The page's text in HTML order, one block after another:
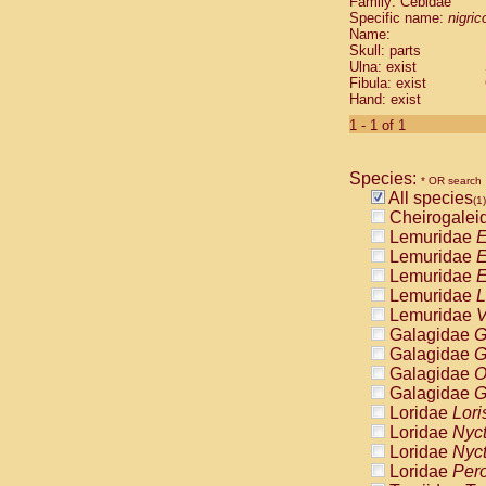
Cebidae
Cebidae
Cebidae
Cebidae
Cebidae
Cebidae
Cebidae
Cebidae
Cebidae
Cebidae
Cebidae
Cebidae
Atelidae
Atelidae
Atelidae
Atelidae
Atelidae
Atelidae
Atelidae
Atelidae
Atelidae
Atelidae
Pitheciidae
Specific name:
Name:
Skull: parts
Ulna: exist
Fibula: exist
Hand: exist
1 - 1 of 1
Species: * OR search
All species(1)
Lemuridae
Lemuridae
Lemuridae
Lemuridae
Lemuridae
Galagidae
Galagidae
Galagidae
Galagidae
Loridae
Loridae
Loridae
Loridae